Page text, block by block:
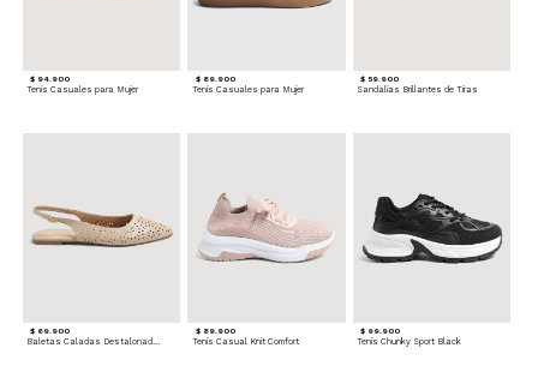
$ 94.900
Tenis Casuales para Mujer
$ 89.900
Tenis Casuales para Mujer
$ 59.900
Sandalias Brillantes de Tiras
$ 69.900 $ 89.900
Tenis Casual Knit Comfort
$ 99.900
Tenis Chunky Sport Black